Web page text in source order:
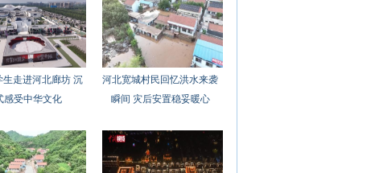
生走进河北廊坊 沉
感受中华文化
河北宽城村民回忆洪水来袭
瞬间 灾后安置稳妥暖心